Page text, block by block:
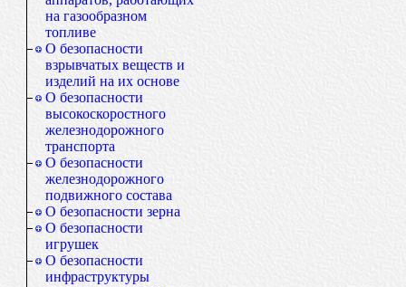
на газообразном
топливе
О безопасности
взрывчатых веществ и
изделий на их основе
О безопасности
высокоскоростного
железнодорожного
транспорта
О безопасности
железнодорожного
подвижного состава
О безопасности зерна
О безопасности
игрушек
О безопасности
инфраструктуры